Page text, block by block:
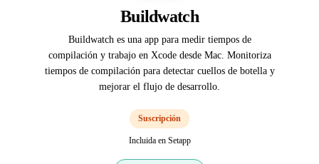
Buildwatch
Buildwatch es una app para medir tiempos de
compilación y trabajo en Xcode desde Mac. Monitoriza
tiempos de compilación para detectar cuellos de botella y
mejorar el flujo de desarrollo.
Suscripción
Incluida en Setapp